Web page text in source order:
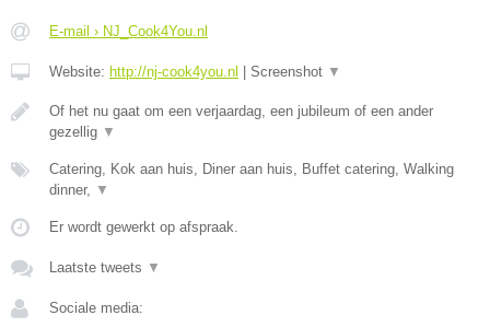
E-mail › NJ_Cook4You.nl
Website: http://nj-cook4you.nl Screenshot ▼
Of het nu gaat om een verjaardag, een jubileum of een ander
gezellig ▼
Catering, Kok aan huis, Diner aan huis, Buffet catering, Walking
dinner,
▼
Er wordt gewerkt op afspraak.
Laatste tweets ▼
Sociale media: